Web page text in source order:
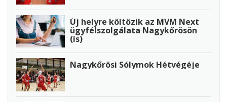
Új helyre költözik az MVM Next
ügyfélszolgálata Nagykőrösön
(is)
Nagykőrösi Sólymok Hétvégéje